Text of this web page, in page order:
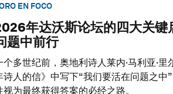
EN FOCO
年达沃斯论坛的四大关键
题中前行
个多世纪前，奥地利诗人莱内·马利亚·里
诗人的信》中写下“我们要活在问题之中
视为最终获得答案的必经之路。